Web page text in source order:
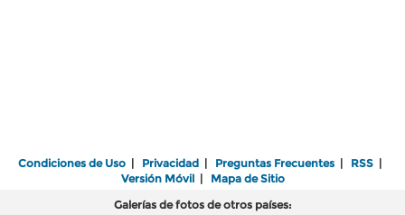
Condiciones de Uso | Privacidad | Preguntas Frecuentes | RSS |
Versión Móvil| Mapa de Sitio
Galerías de fotos de otros países: